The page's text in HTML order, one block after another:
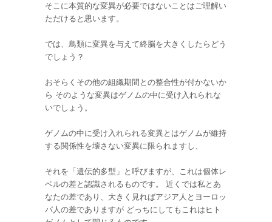
そこに本質的な変異が必要ではないことはご理解い
ただけると思います。
では、鳥類に変異を与えて終脳を大きくしたらどう
でしょう？
おそらくその他の組織期間との整合性が付かないか
ら そのような変異はゲノムの中に受け入れられな
いでしょう。
ゲノムの中に受け入れられる変異とはゲノムが維持
する関係性を壊さない変異に限られますし、
それを「遺伝的多型」と呼びますが、これは個体レ
ベルの差と認識されるものです。 近くでは私とあ
なたの差であり、大きく見ればアジア人とヨーロッ
パ人の差でありますが どっちにしてもこれはヒト